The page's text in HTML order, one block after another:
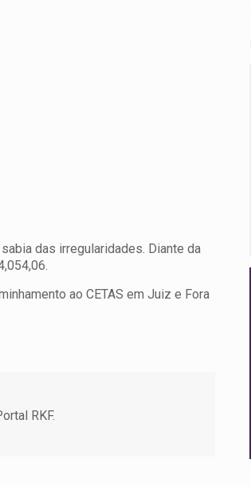
das irregularidades. Diante da
ao CETAS em Juiz e Fora
RKF.